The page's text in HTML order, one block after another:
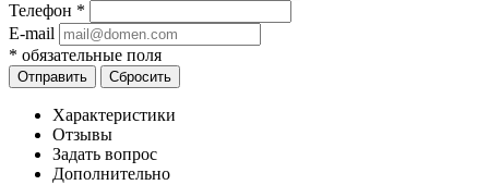
Телефон *
E-mail
* обязательные поля
Отправить Сбросить
Характеристики
Отзывы
Задать вопрос
Дополнительно